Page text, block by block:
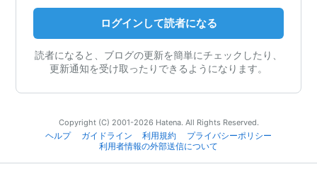
ログインして読者になる
読者になると、ブログの更新を簡単にチェックしたり、
更新通知を受け取ったりできるようになります。
Copyright (C) 2001-2026 Hatena. All Rights Reserved.
ヘルプ
ガイドライン 利用規約
プライバシーポリシー
利用者情報の外部送信について